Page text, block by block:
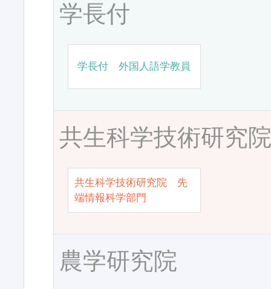
学長付
学長付 外国人語学教員
共生科学技術研究
共生科学技術研究院 先
端情報科学部門
農学研究院